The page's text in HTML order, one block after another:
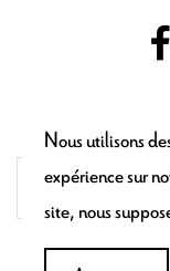
Nous utilisons
expérience sur
site, nous